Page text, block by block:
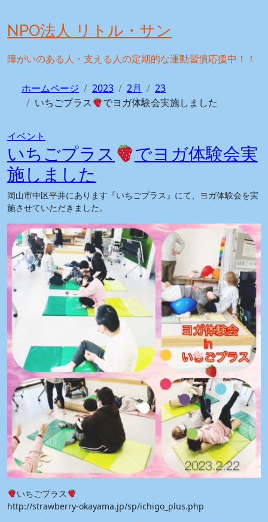
content
NPO法人 リトル・サン
障がいのある人・支える人の定期的な運動習慣応援中！！
ホームページ 2023 2月
23
いちごプラス
でヨガ体験会実施しました
イベント
いちごプラス
でヨガ体験会実
施しました
岡山市中区平井にあります『いちごプラス』にて、ヨガ体験会を実
施させていただきました。
いちごプラス
http://strawberry-okayama.jp/sp/ichigo_plus.php